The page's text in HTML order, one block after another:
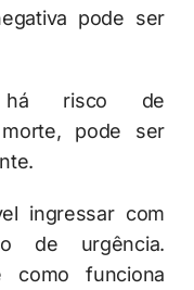
pode ser
há risco de
pode ser
ingressar com
de urgência.
como funciona